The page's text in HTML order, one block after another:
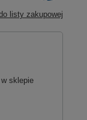
listy zakupowej
sklepie